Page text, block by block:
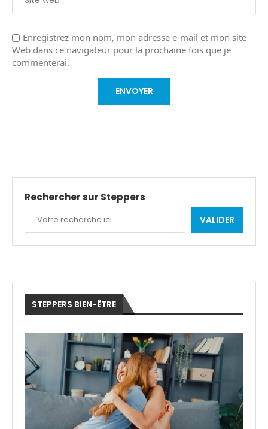
Enregistrez mon nom, mon adresse e-mail et mon site
Web dans ce navigateur pour la prochaine fois que je
commenterai.
Rechercher sur Steppers
VALIDER
STEPPERS BIEN-ÊTRE